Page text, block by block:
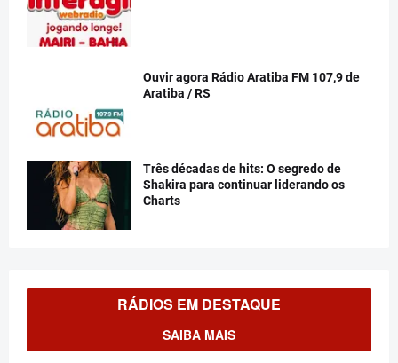
Ouvir agora Rádio Aratiba FM 107,9 de
Aratiba / RS
Três décadas de hits: O segredo de
Shakira para continuar liderando os
Charts
RÁDIOS EM DESTAQUE
SAIBA MAIS